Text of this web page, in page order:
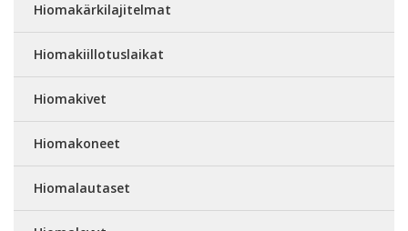
Hiomakärkilajitelmat
Hiomakiillotuslaikat
Hiomakivet
Hiomakoneet
Hiomalautaset